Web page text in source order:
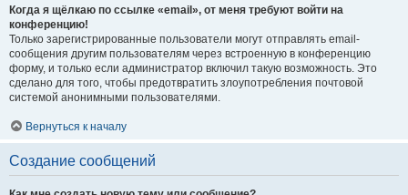
Когда я щёлкаю по ссылке «email», от меня требуют войти на
конференцию!
Только зарегистрированные пользователи могут отправлять email-
сообщения другим пользователям через встроенную в конференцию
форму, и только если администратор включил такую возможность. Это
сделано для того, чтобы предотвратить злоупотребления почтовой
системой анонимными пользователями.
Вернуться к началу
Создание сообщений